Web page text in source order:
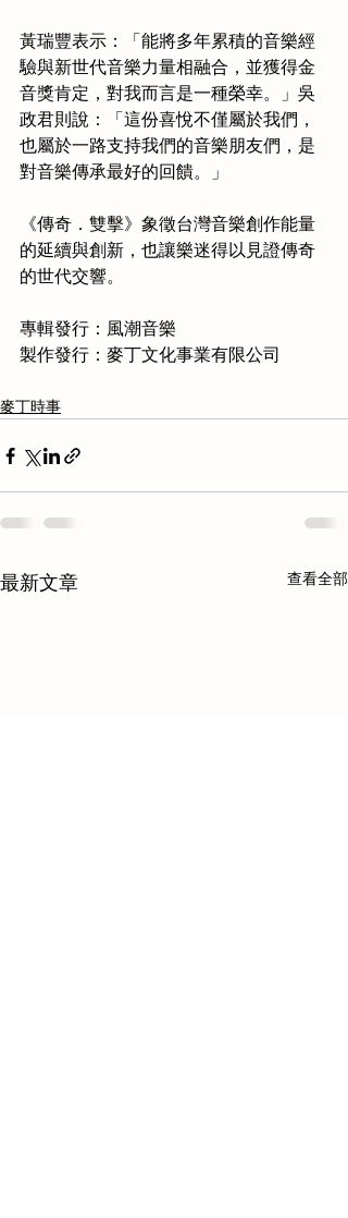
黃瑞豐表示：「能將多年累積的音樂經
驗與新世代音樂力量相融合，並獲得金
音獎肯定，對我而言是一種榮幸。」吳
政君則說：「這份喜悅不僅屬於我們，
也屬於一路支持我們的音樂朋友們，是
對音樂傳承最好的回饋。」
《傳奇．雙擊》象徵台灣音樂創作能量
的延續與創新，也讓樂迷得以見證傳奇
的世代交響。
專輯發行：風潮音樂
製作發行：麥丁文化事業有限公司
麥丁時事
最新文章 查看全部